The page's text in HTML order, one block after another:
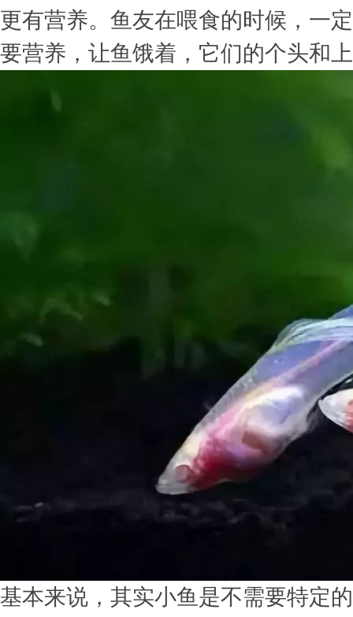
更有营养。鱼友在喂食的时候，一
要营养，让鱼饿着，它们的个头和
基本来说，其实小鱼是不需要特定